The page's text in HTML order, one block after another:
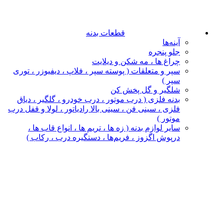
قطعات بدنه
آینه‌ها
جلو پنجره
چراغ‌ ها ، مه‌ شکن و دیلایت
سپر و متعلقات ( پوسته سپر ، فلاپ ، دیفیوزر ، توری
سپر )
شلگیر و گل‌ پخش‌ کن
بدنه فلزی ( درب موتور ، درب خودرو ، گلگیر ، دیاق
فلزی ، سینی فن ، سینی بالا رادیاتور ، لولا و قفل درب
موتور )
سایر لوازم بدنه ( زه ها ، تریم ها ، انواع قاب ها ،
درپوش اگزوز ، فریم‌ها ، دستگیره درب ، رکاب )